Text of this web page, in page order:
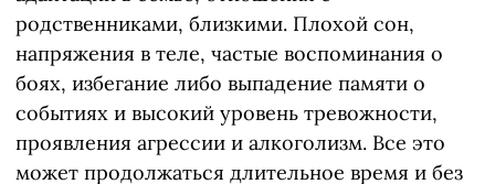
родственниками, близкими. Плохой сон,
напряжения в теле, частые воспоминания о
боях, избегание либо выпадение памяти о
событиях и высокий уровень тревожности,
проявления агрессии и алкоголизм. Все это
может продолжаться длительное время и без